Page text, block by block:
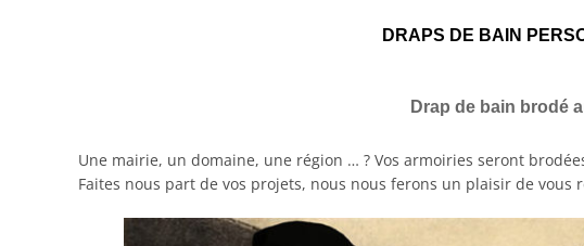
DRAPS DE BAIN
Drap de bain brodé
Une mairie, un domaine, une région … ? Vos armoiries seront
Faites nous part de vos projets, nous nous ferons un plaisir de vous